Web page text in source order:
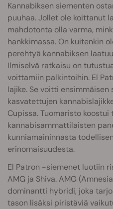
Kannabiksen siementen
puuhaa. Jollet ole koittanut
mahdotonta olla varma,
hankkimassa. On kuitenkin
perehtyä kannabiksen
Ilmiselvä ratkaisu on
voittamiin palkintoihin. El
lajike. Se voitti
kasvatettujen
Cupissa. Tuomaristo
kannabisammattilaisten
kunniamaininnasta
erinomaisuudesta.
El Patron -siemenet luotiin
AMG ja Shiva. AMG
dominantti hybridi, joka
tason lisäksi piristäviä